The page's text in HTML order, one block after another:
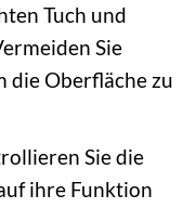
Tuch und
Sie
die Oberfläche zu
Sie die
ihre Funktion